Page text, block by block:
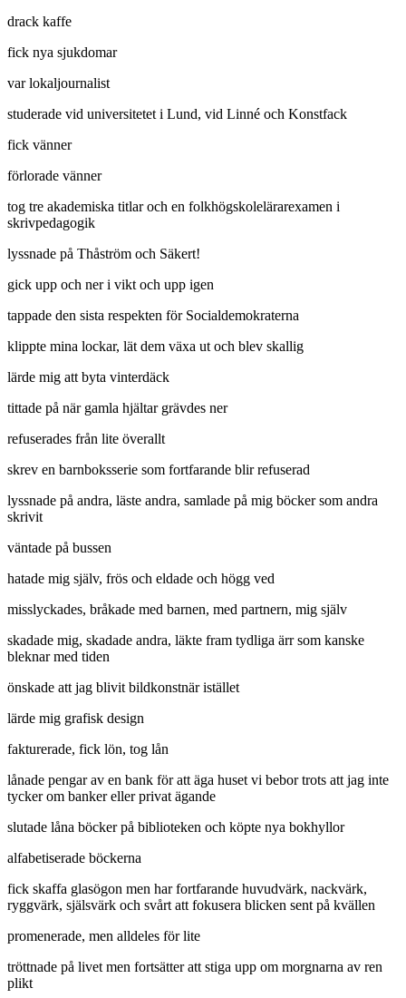
drack kaffe
fick nya sjukdomar
var lokaljournalist
studerade vid universitetet i Lund, vid Linné och Konstfack
fick vänner
förlorade vänner
tog tre akademiska titlar och en folkhögskolelärarexamen i
skrivpedagogik
lyssnade på Thåström och Säkert!
gick upp och ner i vikt och upp igen
tappade den sista respekten för Socialdemokraterna
klippte mina lockar, lät dem växa ut och blev skallig
lärde mig att byta vinterdäck
tittade på när gamla hjältar grävdes ner
refuserades från lite överallt
skrev en barnboksserie som fortfarande blir refuserad
lyssnade på andra, läste andra, samlade på mig böcker som andra
skrivit
väntade på bussen
hatade mig själv, frös och eldade och högg ved
misslyckades, bråkade med barnen, med partnern, mig själv
skadade mig, skadade andra, läkte fram tydliga ärr som kanske
bleknar med tiden
önskade att jag blivit bildkonstnär istället
lärde mig grafisk design
fakturerade, fick lön, tog lån
lånade pengar av en bank för att äga huset vi bebor trots att jag inte
tycker om banker eller privat ägande
slutade låna böcker på biblioteken och köpte nya bokhyllor
alfabetiserade böckerna
fick skaffa glasögon men har fortfarande huvudvärk, nackvärk,
ryggvärk, själsvärk och svårt att fokusera blicken sent på kvällen
promenerade, men alldeles för lite
tröttnade på livet men fortsätter att stiga upp om morgnarna av ren
plikt